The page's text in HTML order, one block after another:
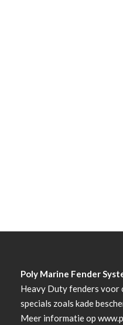
Poly Marine Fender
Heavy Duty fenders voor
specials zoals kade
Meer informatie op